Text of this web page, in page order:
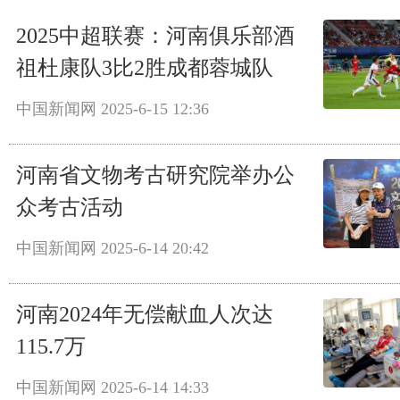
2025中超联赛：河南俱乐部酒
祖杜康队3比2胜成都蓉城队
中国新闻网 2025-6-15 12:36
河南省文物考古研究院举办公
众考古活动
中国新闻网 2025-6-14 20:42
河南2024年无偿献血人次达
115.7万
中国新闻网 2025-6-14 14:33